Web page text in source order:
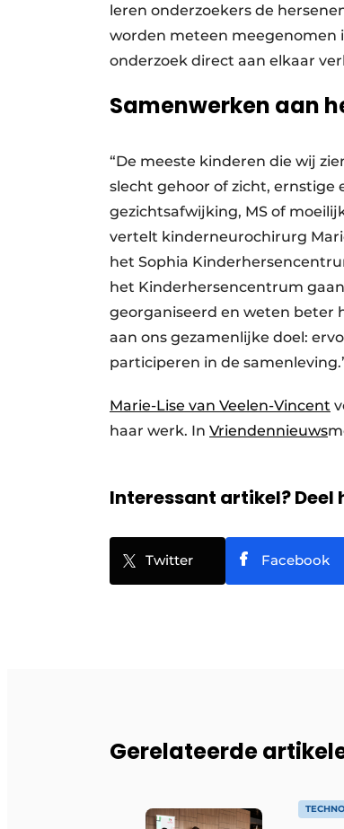
leren onderzoekers de
worden meteen meegenomen
onderzoek direct aan elkaar
Samenwerken aan
“De meeste kinderen die wij
slecht gehoor of zicht, ernstige
gezichtsafwijking, MS of
vertelt kinderneurochirurg
het Sophia
het Kinderhersencentrum
georganiseerd en weten beter
aan ons gezamenlijke doel:
participeren in de
Marie-Lise van Veelen-Vincent
haar werk. In Vriendennieuws
Interessant artikel? Deel
Twitter Facebook
Gerelateerde